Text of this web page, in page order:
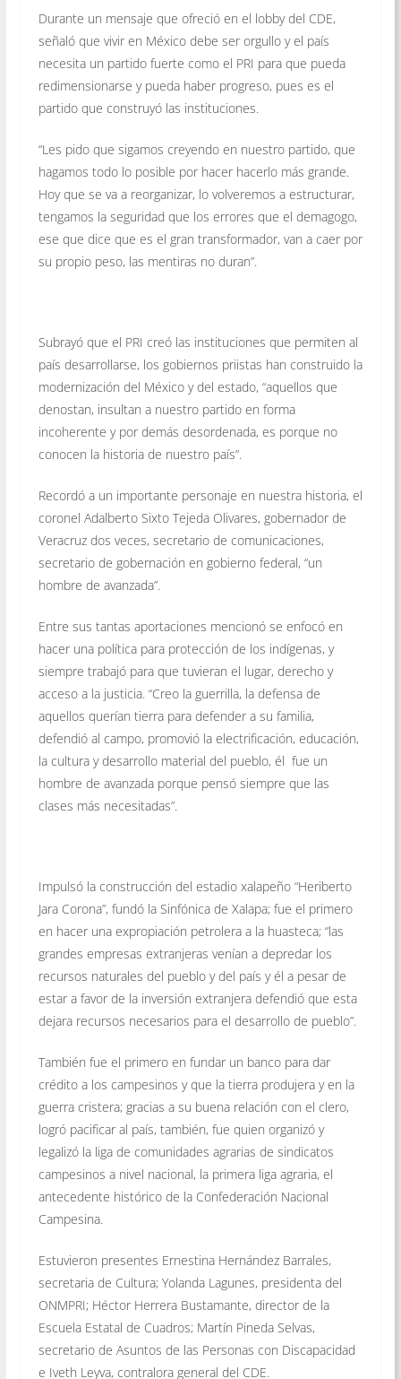
Durante un mensaje que ofreció en el lobby del CDE,
señaló que vivir en México debe ser orgullo y el país
necesita un partido fuerte como el PRI para que pueda
redimensionarse y pueda haber progreso, pues es el
partido que construyó las instituciones.
“Les pido que sigamos creyendo en nuestro partido, que
hagamos todo lo posible por hacer hacerlo más grande.
Hoy que se va a reorganizar, lo volveremos a estructurar,
tengamos la seguridad que los errores que el demagogo,
ese que dice que es el gran transformador, van a caer por
su propio peso, las mentiras no duran”.
Subrayó que el PRI creó las instituciones que permiten al
país desarrollarse, los gobiernos priistas han construido la
modernización del México y del estado, “aquellos que
denostan, insultan a nuestro partido en forma
incoherente y por demás desordenada, es porque no
conocen la historia de nuestro país”.
Recordó a un importante personaje en nuestra historia, el
coronel Adalberto Sixto Tejeda Olivares, gobernador de
Veracruz dos veces, secretario de comunicaciones,
secretario de gobernación en gobierno federal, “un
hombre de avanzada”.
Entre sus tantas aportaciones mencionó se enfocó en
hacer una política para protección de los indígenas, y
siempre trabajó para que tuvieran el lugar, derecho y
acceso a la justicia. “Creo la guerrilla, la defensa de
aquellos querían tierra para defender a su familia,
defendió al campo, promovió la electrificación, educación,
la cultura y desarrollo material del pueblo, él fue un
hombre de avanzada porque pensó siempre que las
clases más necesitadas”.
Impulsó la construcción del estadio xalapeño “Heriberto
Jara Corona”, fundó la Sinfónica de Xalapa; fue el primero
en hacer una expropiación petrolera a la huasteca; “las
grandes empresas extranjeras venían a depredar los
recursos naturales del pueblo y del país y él a pesar de
estar a favor de la inversión extranjera defendió que esta
dejara recursos necesarios para el desarrollo de pueblo”.
También fue el primero en fundar un banco para dar
crédito a los campesinos y que la tierra produjera y en la
guerra cristera; gracias a su buena relación con el clero,
logró pacificar al país, también, fue quien organizó y
legalizó la liga de comunidades agrarias de sindicatos
campesinos a nivel nacional, la primera liga agraria, el
antecedente histórico de la Confederación Nacional
Campesina.
Estuvieron presentes Ernestina Hernández Barrales,
secretaria de Cultura; Yolanda Lagunes, presidenta del
ONMPRI; Héctor Herrera Bustamante, director de la
Escuela Estatal de Cuadros; Martín Pineda Selvas,
secretario de Asuntos de las Personas con Discapacidad
e Iveth Leyva, contralora general del CDE.